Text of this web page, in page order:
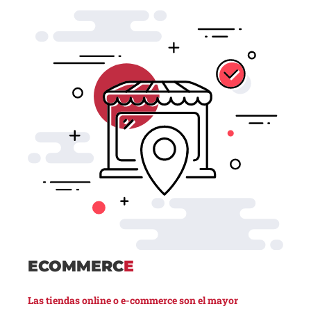
ECOMMERCE
Las tiendas online o e-commerce son el mayor